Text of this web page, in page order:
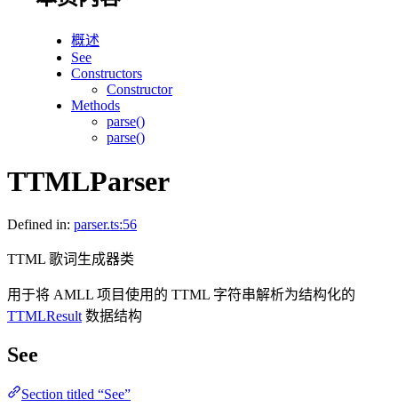
概述
See
Constructors
Constructor
Methods
parse()
parse()
TTMLParser
Defined in: parser.ts:56
TTML 歌词生成器类
用于将 AMLL 项目使用的 TTML 字符串解析为结构化的
TTMLResult 数据结构
See
Section titled “See”